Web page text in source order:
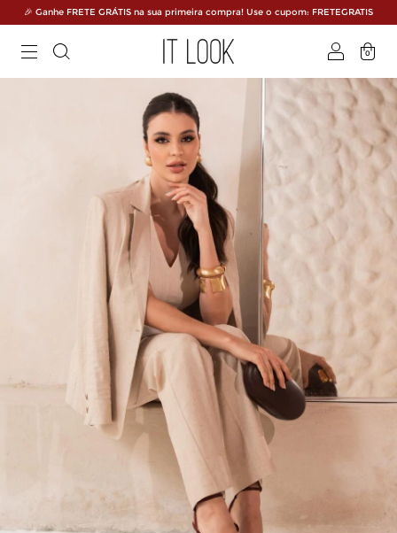
🎉 Ganhe FRETE GRÁTIS na sua primeira compra! Use o cupom: FRETEGRATIS
0